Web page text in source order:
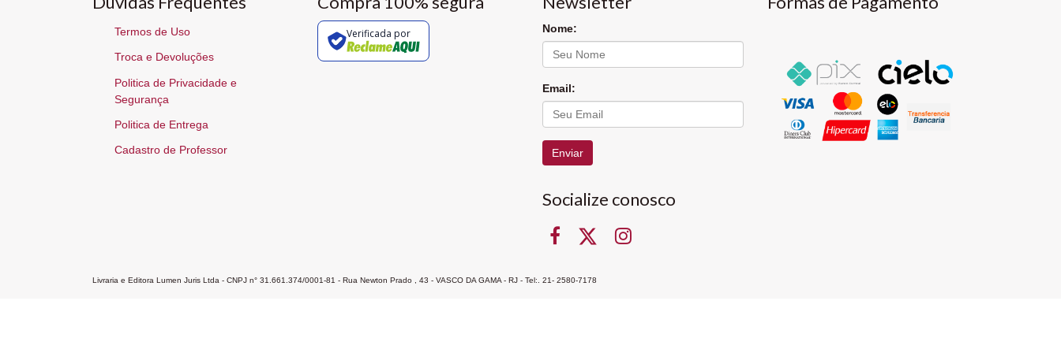
Termos de Uso
Troca e Devoluções
Politica de Privacidade e
Segurança
Politica de Entrega
Cadastro de Professor
Verificada por Nome:
Email:
Enviar
Socialize conosco
Livraria e Editora Lumen Juris Ltda - CNPJ n° 31.661.374/0001-81 - Rua Newton Prado , 43 - VASCO DA GAMA - RJ - Tel:. 21- 2580-7178